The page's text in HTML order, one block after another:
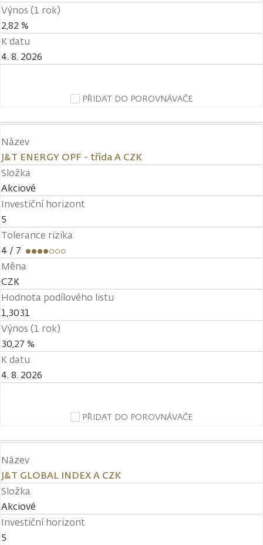
Výnos (1 rok)
2,82 %
K datu
4. 8. 2026
PŘIDAT DO POROVNÁVAČE
Název
J&T ENERGY OPF - třída A CZK
Složka
Akciové
Investiční horizont
5
Tolerance rizika
4 / 7
Měna
CZK
Hodnota podílového listu
1,3031
Výnos (1 rok)
30,27 %
K datu
4. 8. 2026
PŘIDAT DO POROVNÁVAČE
Název
J&T GLOBAL INDEX A CZK
Složka
Akciové
Investiční horizont
5